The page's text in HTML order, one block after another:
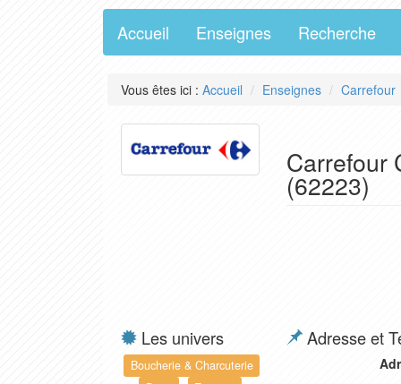
Accueil Enseignes Recherche
Vous êtes ici : Accueil Enseignes Carrefour
Carrefour
(62223)
Les univers
Boucherie & Charcuterie
Adresse et